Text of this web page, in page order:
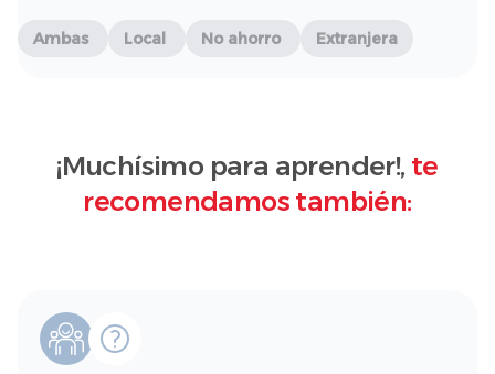
Ambas Local No ahorro Extranjera
¡Muchísimo para aprender!, te
recomendamos también: